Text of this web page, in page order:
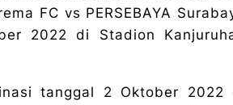
FC vs PERSEBAYA
2022 di Stadion
tanggal 2 Oktober 2022